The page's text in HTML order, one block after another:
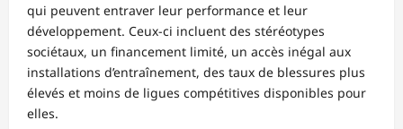
qui peuvent entraver leur performance et leur
développement. Ceux-ci incluent des stéréotypes
sociétaux, un financement limité, un accès inégal aux
installations d’entraînement, des taux de blessures plus
élevés et moins de ligues compétitives disponibles pour
elles.